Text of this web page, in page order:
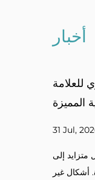
أخبار
ظلال